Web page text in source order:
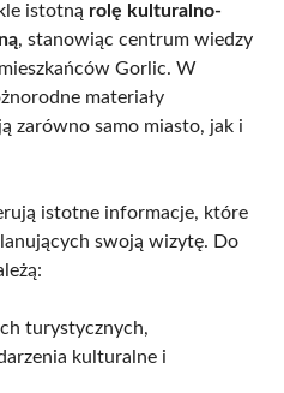
istotną rolę kulturalno-
, stanowiąc centrum wiedzy
Gorlic. W
materiały
zarówno samo miasto, jak i
istotne informacje, które
swoją wizytę. Do
turystycznych,
kulturalne i